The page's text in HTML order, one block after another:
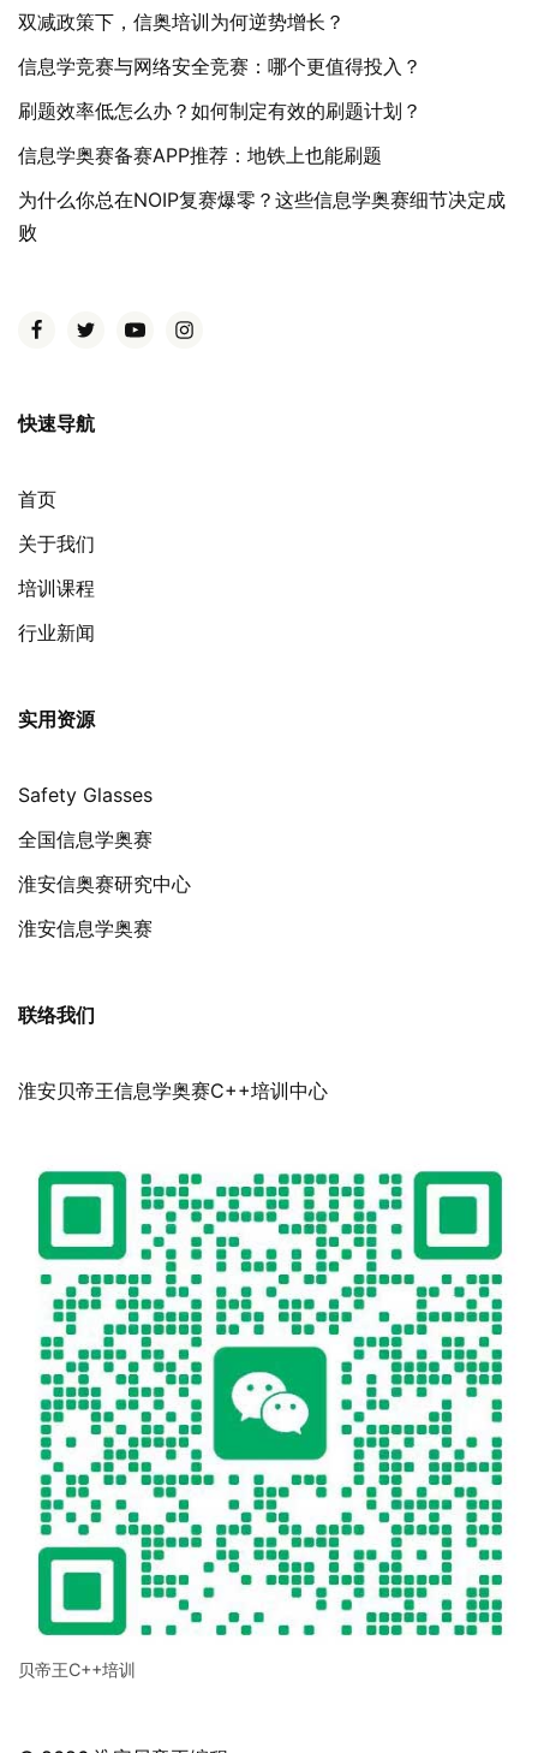
双减政策下，信奥培训为何逆势增长？
信息学竞赛与网络安全竞赛：哪个更值得投入？
刷题效率低怎么办？如何制定有效的刷题计划？
信息学奥赛备赛APP推荐：地铁上也能刷题
为什么你总在NOIP复赛爆零？这些信息学奥赛细节决定成
败
快速导航
首页
关于我们
培训课程
行业新闻
实用资源
Safety Glasses
全国信息学奥赛
淮安信奥赛研究中心
淮安信息学奥赛
联络我们
淮安贝帝王信息学奥赛C++培训中心
贝帝王C++培训